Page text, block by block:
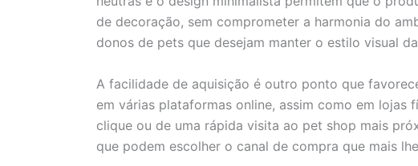
de decoração, sem comprometer a harmonia do
donos de pets que desejam manter o estilo visual
A facilidade de aquisição é outro ponto que
em várias plataformas online, assim como em lojas
clique ou de uma rápida visita ao pet shop mais
que podem escolher o canal de compra que mais